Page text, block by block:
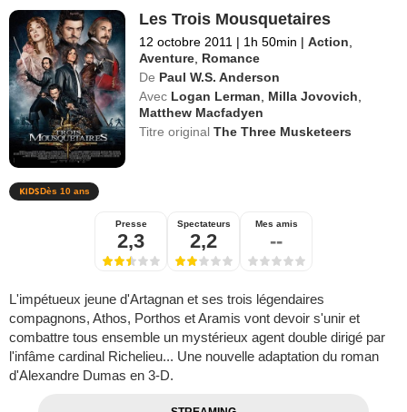
Les Trois Mousquetaires
12 octobre 2011 | 1h 50min | Action
Aventure Romance
De Paul W.S. Anderson
Avec Logan Lerman Milla Jovovich
Matthew Macfadyen
Titre originalThe Three Musketeers
Dès 10 ans
Presse
2,3
Spectateurs
2,2
Mes amis
--
L'impétueux jeune d'Artagnan et ses trois légendaires
compagnons, Athos, Porthos et Aramis vont devoir s'unir et
combattre tous ensemble un mystérieux agent double dirigé par
l'infâme cardinal Richelieu... Une nouvelle adaptation du roman
d'Alexandre Dumas en 3-D.